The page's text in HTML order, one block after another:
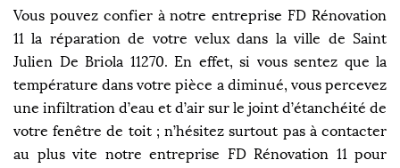
Vous pouvez confier à notre entreprise FD Rénovation
11 la réparation de votre velux dans la ville de Saint
Julien De Briola 11270. En effet, si vous sentez que la
température dans votre pièce a diminué, vous percevez
une infiltration d’eau et d’air sur le joint d’étanchéité de
votre fenêtre de toit ; n’hésitez surtout pas à contacter
au plus vite notre entreprise FD Rénovation 11 pour